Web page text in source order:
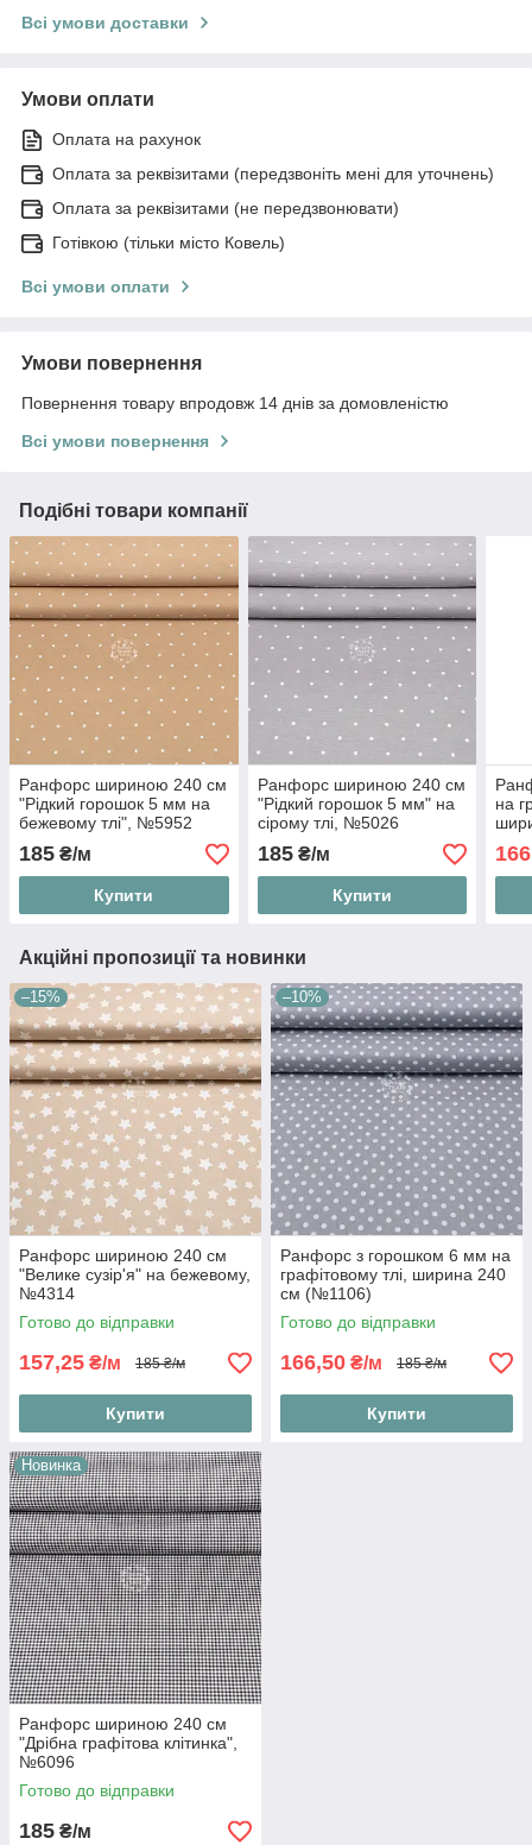
Всі умови доставки
Умови оплати
Оплата на рахунок
Оплата за реквізитами (передзвоніть мені для уточнень)
Оплата за реквізитами (не передзвонювати)
Готівкою (тільки місто Ковель)
Всі умови оплати
Умови повернення
Повернення товару впродовж 14 днів за домовленістю
Всі умови повернення
Подібні товари компанії
Ранфорс шириною 240 см
"Рідкий горошок 5 мм на
бежевому тлі", №5952
185 ₴/м
Купити
Ранфорс шириною 240 см
"Рідкий горошок 5 мм" на
сірому тлі, №5026
185₴/м
Купити
на
Акційні пропозиції та новинки
–15%
Ранфорс шириною 240 см
"Велике сузір'я" на бежевому,
№4314
Готово до відправки
157,25 ₴/м 185 ₴/м
Купити
–10%
Ранфорс з горошком 6 мм на
графітовому тлі, ширина 240
см (№1106)
Готово до відправки
166,50 ₴/м 185 ₴/м
Купити
Новинка
Ранфорс шириною 240 см
"Дрібна графітова клітинка",
№6096
Готово до відправки
185 ₴/м